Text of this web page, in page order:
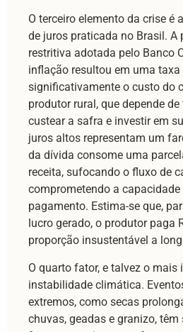
O terceiro elemento da crise é
de juros praticada no Brasil. A
restritiva adotada pelo Banco
inflação resultou em uma taxa
significativamente o custo do
produtor rural, que depende
custear a safra e investir em
juros altos representam um
da dívida consome uma
receita, sufocando o fluxo de
comprometendo a
pagamento. Estima-se que,
lucro gerado, o produtor paga
proporção insustentável a
O quarto fator, e talvez o mais
instabilidade climática.
extremos, como secas
chuvas, geadas e granizo,